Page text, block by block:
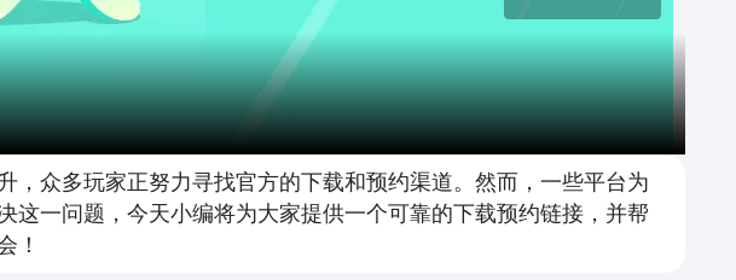
众多玩家正努力寻找官方的下载和预约渠道。然而，一些平台为
一问题，今天小编将为大家提供一个可靠的下载预约链接，并帮
！